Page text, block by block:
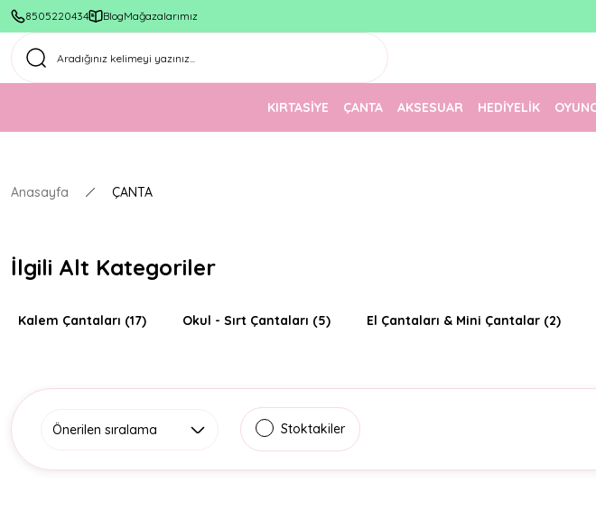
8505220434 BlogMağazalarımız
1500 TL
KIRTASİYE ÇANTA AKSESUAR HEDİYELİK
Anasayfa ÇANTA
İlgili Alt Kategoriler
Kalem Çantaları (17) Okul - Sırt Çantaları (5) El Çantaları & Mini Çantalar (2)
Stoktakiler